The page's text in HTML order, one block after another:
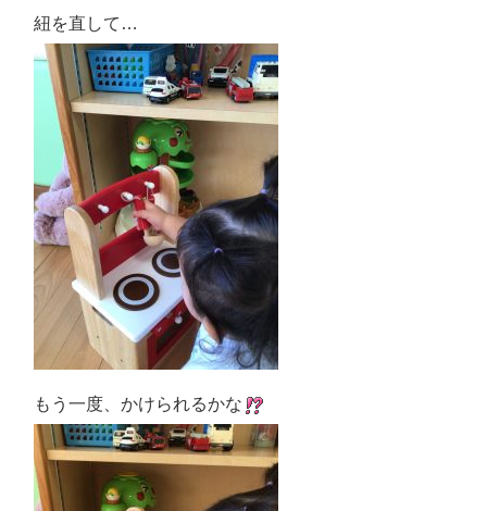
紐を直して…
もう一度、かけられるかな